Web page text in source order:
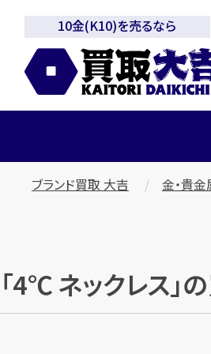
10金(K10)を売るなら
ブランド買取 大吉 金・貴
「4℃ ネックレス」